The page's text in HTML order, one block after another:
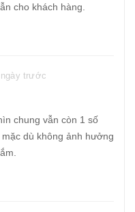
cho khách hàng.
ngày trước
chung vẫn còn 1 số
dù không ảnh hưởng